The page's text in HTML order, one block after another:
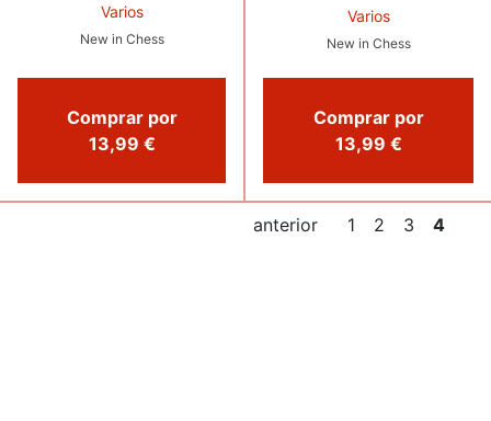
Varios
New in Chess
Comprar por
13,99 €
Varios
New in Chess
Comprar por
13,99 €
anterior 1 2 3 4